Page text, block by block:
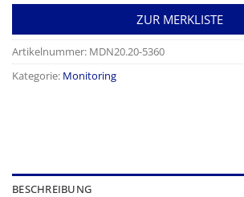
ZUR MERKLISTE
Artikelnummer: MDN20.20-5360
Kategorie: Monitoring
BESCHREIBUNG